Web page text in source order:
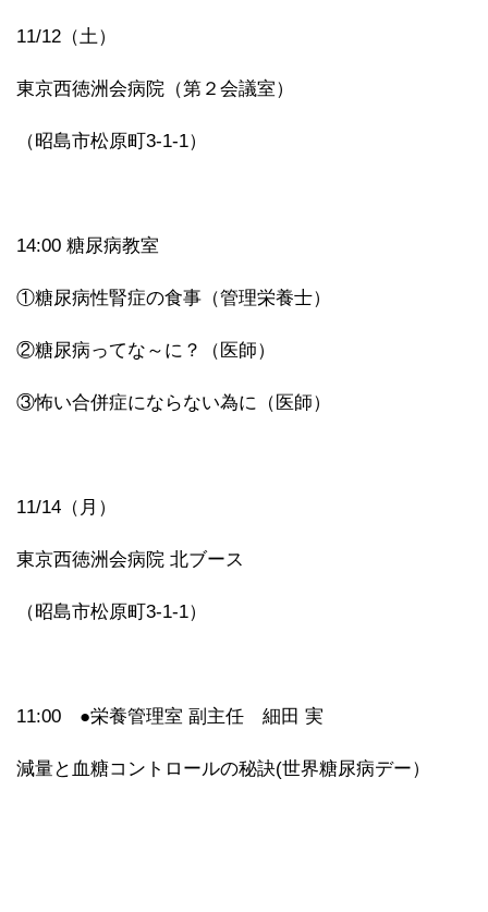
11/12（土）
東京西徳洲会病院（第２会議室）
（昭島市松原町3-1-1）
14:00 糖尿病教室
①糖尿病性腎症の食事（管理栄養士）
②糖尿病ってな～に？（医師）
③怖い合併症にならない為に（医師）
11/14（月）
東京西徳洲会病院 北ブース
（昭島市松原町3-1-1）
11:00 ●栄養管理室 副主任 細田 実
減量と血糖コントロールの秘訣(世界糖尿病デー）